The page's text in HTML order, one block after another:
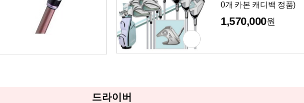
0개 카본 캐디백 정품)
1,570,000원
드라이버